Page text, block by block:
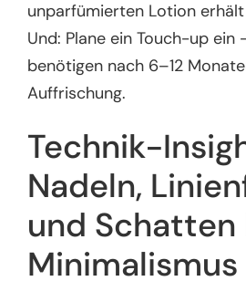
unparfümierten Lotion
Und: Plane ein Touch-up ein
benötigen nach 6–12
Auffrischung.
Technik-
Nadeln,
und Schatten
Minimalismus